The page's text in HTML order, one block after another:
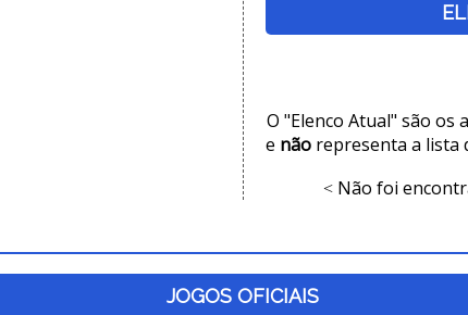
O "Elenco Atual" são os
e não representa a lista
< Não foi
JOGOS OFICIAIS